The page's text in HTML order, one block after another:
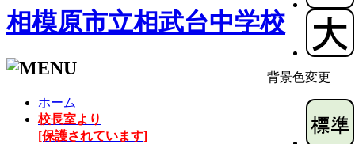
背景色変更
相模原市立相武台中学校
ホーム
校長室より
[保護されています]